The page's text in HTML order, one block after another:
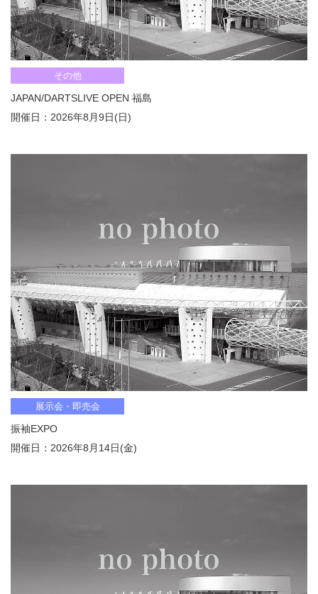
その他
JAPAN/DARTSLIVE OPEN 福島
開催日：2026年8月9日(日)
展示会・即売会
振袖EXPO
開催日：2026年8月14日(金)